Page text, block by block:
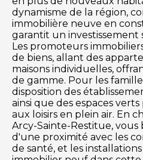
dynamisme de la région,
immobilière neuve en
garantit un investissement
Les promoteurs
de biens, allant des
maisons individuelles,
de gamme. Pour les
disposition des
ainsi que des espaces
aux loisirs en plein air. En
Arcy-Sainte-Restitue,
d'une proximité avec les
de santé, et les